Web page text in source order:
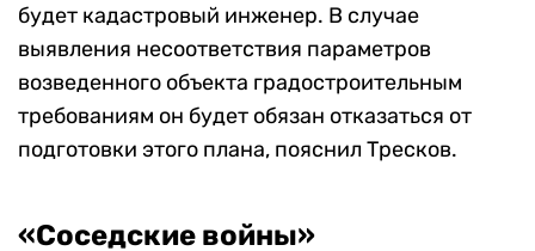
будет кадастровый инженер. В случае
выявления несоответствия параметров
возведенного объекта градостроительным
требованиям он будет обязан отказаться от
подготовки этого плана, пояснил Тресков.
«Соседские войны»